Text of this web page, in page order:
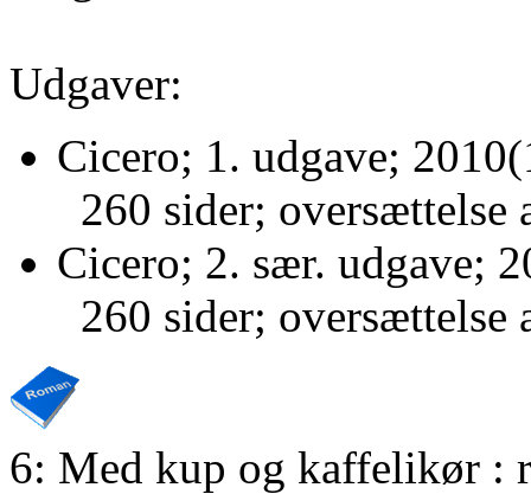
Udgaver:
Cicero; 1. udgave;
260 sider; oversættelse
Cicero; 2. sær. udgave;
260 sider; oversættelse
6: Med kup og kaffelikør :